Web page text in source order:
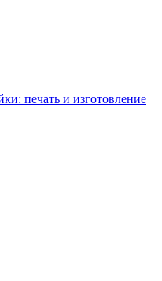
печать и изготовление